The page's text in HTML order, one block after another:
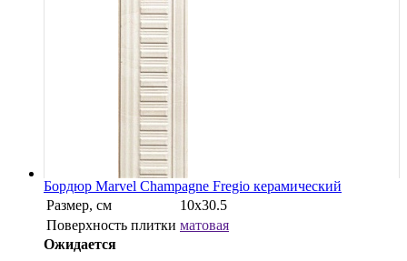
Бордюр Marvel Champagne Fregio керамический
Размер, см
10x30.5
Поверхность плитки матовая
Ожидается